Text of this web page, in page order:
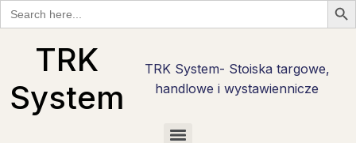
Search
for:
TRK
System
TRK System- Stoiska targowe,
handlowe i wystawiennicze